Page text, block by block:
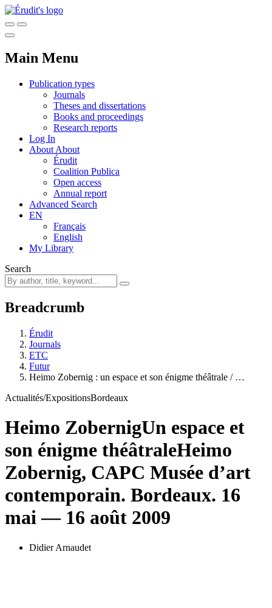
Main Menu
Publication types
Journals
Theses and dissertations
Books and proceedings
Research reports
Log In
About About
Érudit
Coalition Publica
Open access
Annual report
Advanced Search
EN
Français
English
My Library
Search
Breadcrumb
Érudit
Journals
ETC
Futur
Heimo Zobernig : un espace et son énigme théâtrale / …
Actualités/ExpositionsBordeaux
Heimo ZobernigUn espace et
son énigme théâtraleHeimo
Zobernig, CAPC Musée d’art
contemporain. Bordeaux. 16
mai — 16 août 2009
Didier Arnaudet